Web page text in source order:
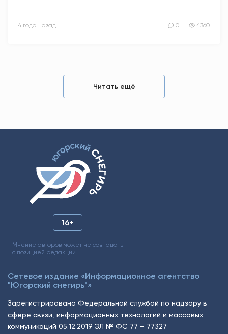
4 года назад 0 4360
Читать ещё
16+
Мнение авторов может не совпадать
с позицией редакции.
Сетевое издание «Информационное агентство
"Югорский снегирь"»
Зарегистрировано Федеральной службой по надзору в
сфере связи, информационных технологий и массовых
коммуникаций 05.12.2019 ЭЛ № ФС 77 – 77327